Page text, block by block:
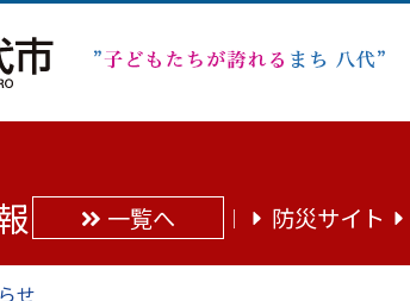
一覧へ 防災サイト
せ
募集】宮地東サテライト